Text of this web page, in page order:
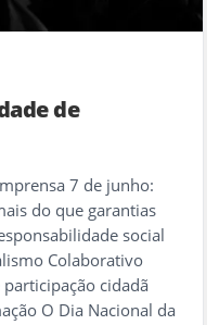
de
7 de junho:
do que garantias
social
Colaborativo
cidadã
O Dia Nacional da